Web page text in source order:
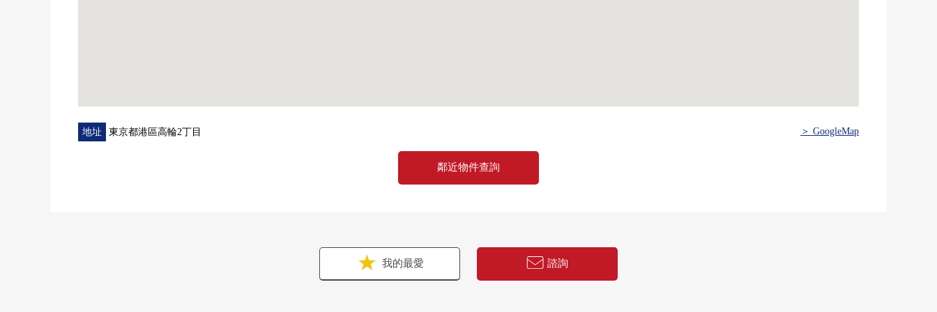
地址 東京都港區高輪2丁目 ＞ GoogleMap
鄰近物件查詢
我的最愛 諮詢